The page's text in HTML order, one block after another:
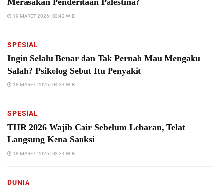
19 MARET 2026 | 03:42 WIB
SPESIAL
Ingin Selalu Benar dan Tak Pernah Mau Mengaku
Salah? Psikolog Sebut Itu Penyakit
18 MARET 2026 | 04:34 WIB
SPESIAL
THR 2026 Wajib Cair Sebelum Lebaran, Telat
Langsung Kena Sanksi
18 MARET 2026 | 03:24 WIB
DUNIA